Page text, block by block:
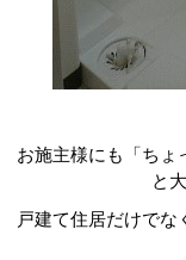
お施主様にも「ちょ
と
戸建て住居だけでな